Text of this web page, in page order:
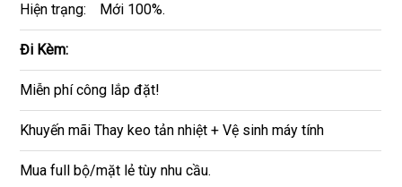
Hiện trạng: Mới 100%.
Đi Kèm:
Miễn phí công lắp đặt!
Khuyến mãi Thay keo tản nhiệt + Vệ sinh máy tính
Mua full bộ/mặt lẻ tùy nhu cầu.